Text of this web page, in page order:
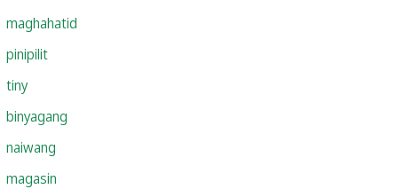
maghahatid
pinipilit
tiny
binyagang
naiwang
magasin